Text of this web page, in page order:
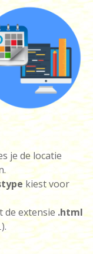
je de locatie
kiest voor
de extensie .html
).